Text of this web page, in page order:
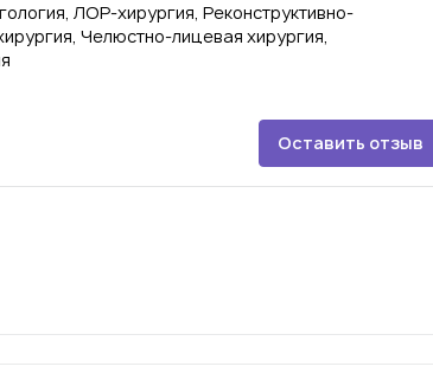
ЛОР-хирургия, Реконструктивно-
Челюстно-лицевая хирургия,
Оставить отзыв